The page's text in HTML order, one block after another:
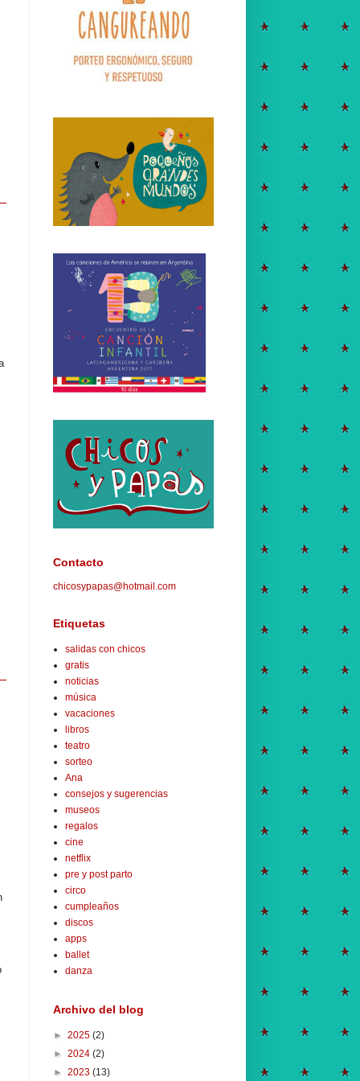
Contacto
chicosypapas@hotmail.com
Etiquetas
salidas con chicos
gratis
noticias
música
vacaciones
libros
teatro
sorteo
Ana
consejos y sugerencias
museos
regalos
cine
netflix
pre y post parto
circo
cumpleaños
discos
apps
ballet
danza
Archivo del blog
► 2025 (2)
► 2024 (2)
► 2023 (13)